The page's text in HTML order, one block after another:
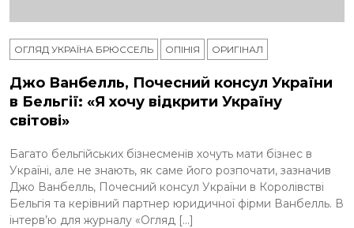
ОГЛЯД УКРАЇНА БРЮССЕЛЬ ОПІНІЯ ОРИГІНАЛ
Джо Ванбелль, Почесний консул України
в Бельгії: «Я хочу відкрити Україну
світові»
Багато бельгійських бізнесменів хочуть мати бізнес в
Україні, але не знають, як саме його розпочати, зазначив
Джо Ванбелль, Почесний консул України в Королівстві
Бельгія та керівний партнер юридичної фірми Ванбелль. В
інтерв’ю для журналу «Огляд […]